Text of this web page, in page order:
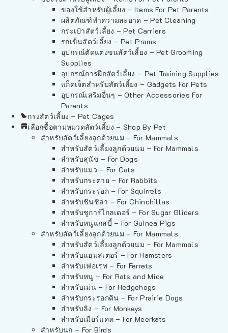
ของใช้สำหรับผู้เลี้ยง – Items For Pet Parents
ผลิตภัณฑ์ทำความสะอาด – Pet Cleaning
กระเป๋าสัตว์เลี้ยง – Pet Carriers
รถเข็นสัตว์เลี้ยง – Pet Prams
อุปกรณ์ตัดแต่งขนสัตว์เลี้ยง – Pet Grooming
Supplies
อุปกรณ์การฝึกสัตว์เลี้ยง – Pet Training Supplies
แก็ดเจ็ตสำหรับสัตว์เลี้ยง – Gadgets For Pets
อุปกรณ์เสริมอื่นๆ – Other Accessories For
Parents
กรงสัตว์เลี้ยง – Pet Cages
เลือกซื้อตามหมวดสัตว์เลี้ยง – Shop By Pet
สำหรับสัตว์เลี้ยงลูกด้วยนม – For Mammals
สำหรับสัตว์เลี้ยงลูกด้วยนม – For Mammals
สำหรับสุนัข – For Dogs
สำหรับแมว – For Cats
สำหรับกระต่าย – For Rabbits
สำหรับกระรอก – For Squirrels
สำหรับชินชิล่า – For Chinchillas
สำหรับชูการ์ไกลเดอร์ – For Sugar Gliders
สำหรับหนูแกสบี้ – For Guinea Pigs
สำหรับสัตว์เลี้ยงลูกด้วยนม – For Mammals
สำหรับสัตว์เลี้ยงลูกด้วยนม – For Mammals
สำหรับแฮมสเตอร์ – For Hamsters
สำหรับเฟอเรท – For Ferrets
สำหรับหนู – For Rats and Mice
สำหรับเม่น – For Hedgehogs
สำหรับกระรอกดิน – For Prairie Dogs
สำหรับลิง – For Monkeys
สำหรับเมียร์แคท – For Meerkats
สำหรับนก – For Birds